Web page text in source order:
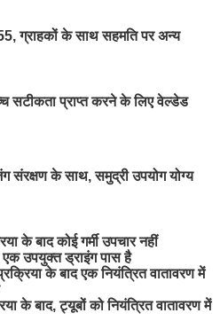
ग्राहकों के साथ सहमति पर अन्य
सटीकता प्राप्त करने के लिए वेल्डेड
संरक्षण के साथ, समुद्री उपयोग योग्य
के बाद कोई गर्मी उपचार नहीं
एक उपयुक्त ड्राइंग पास है
के बाद एक नियंत्रित वातावरण में
के बाद, ट्यूबों को नियंत्रित वातावरण में